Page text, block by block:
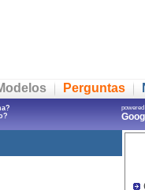
Perguntas
powered